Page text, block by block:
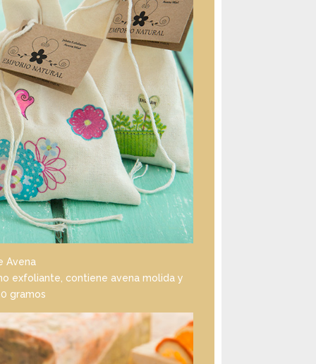
Avena
exfoliante, contiene avena molida y
gramos